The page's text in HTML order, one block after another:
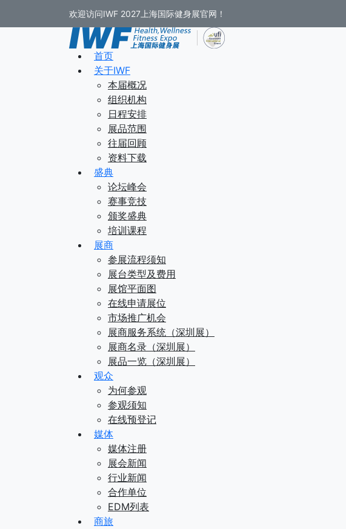
欢迎访问IWF 2027上海国际健身展官网！
首页
关于IWF
本届概况
组织机构
日程安排
展品范围
往届回顾
资料下载
盛典
论坛峰会
赛事竞技
颁奖盛典
培训课程
展商
参展流程须知
展台类型及费用
展馆平面图
在线申请展位
市场推广机会
展商服务系统（深圳展）
展商名录（深圳展）
展品一览（深圳展）
观众
为何参观
参观须知
在线预登记
媒体
媒体注册
展会新闻
行业新闻
合作单位
EDM列表
商旅